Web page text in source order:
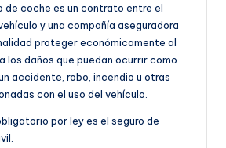
de coche es un contrato entre el
y una compañía aseguradora
proteger económicamente al
los daños que puedan ocurrir como
accidente, robo, incendio u otras
con el uso del vehículo.
por ley es el seguro de